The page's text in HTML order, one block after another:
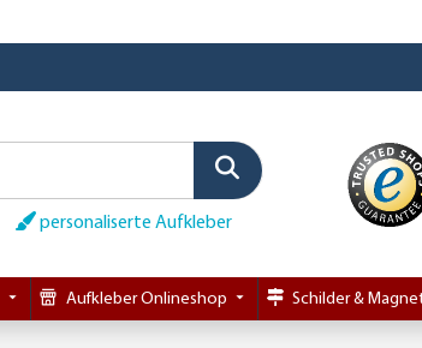
personaliserte Aufkleber
Aufkleber Onlineshop Schilder &